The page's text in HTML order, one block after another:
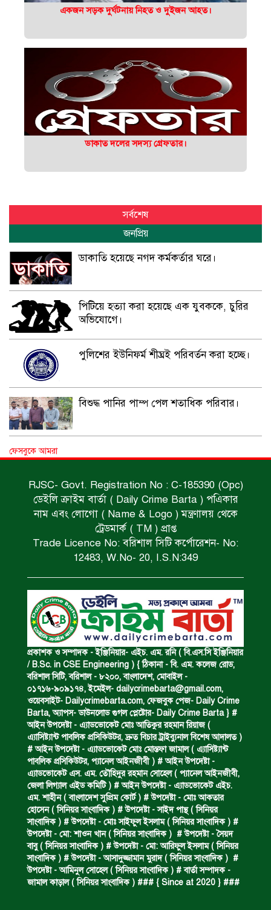
একজন সড়ক দুর্ঘটনায় নিহত ও দুইজন আহত।
ডাকাত দলের সদস্য গ্রেফতার।
সর্বশেষ
জনপ্রিয়
ডাকাতি হয়েছে নগদ কর্মকর্তার ঘরে।
পিটিয়ে হত্যা করা হয়েছে এক যুবককে, চুরির
অভিযোগে।
পুলিশের ইউনিফর্ম শীঘ্রই পরিবর্তন করা হচ্ছে।
বিশুদ্ধ পানির পাম্প পেল শতাধিক পরিবার।
বিজিবি’র অভিযানে ইয়াবা জব্দ।
অপহৃত রোহিঙ্গা উদ্ধার।
পানিতে ডুবে এক ছাত্রের মৃত্যু।
ঝুলন্ত মরদেহ উদ্ধার।
অবৈধ ঘের নির্মাণে আটক।
একজন সড়ক দুর্ঘটনায় নিহত ও দুইজন আহত।
ডাকাত দলের সদস্য গ্রেফতার।
ঝুলন্ত মরদেহ উদ্ধার।
প্রধান আসামির মৃত্যুদণ্ড।
ফেসবুকে আমরা
RJSC- Govt. Registration No : C-185390 (Opc)
ডেইলি ক্রাইম বার্তা ( Daily Crime Barta ) পএিকার
নাম এবং লোগো ( Name & Logo ) মন্ত্রণালয় থেকে
ট্রেডমার্ক ( TM ) প্রাপ্ত
Trade Licence No: বরিশাল সিটি কর্পোরেশন- No:
12483, W.No- 20, I.S.N:349
প্রকাশক ও সম্পাদক - ইঞ্জিনিয়ার- এইচ. এম. রনি ( বি.এস.সি ইঞ্জিনিয়ার
/ B.Sc. in CSE Engineering ) { ঠিকানা - বি. এম. কলেজ রোড,
বরিশাল সিটি, বরিশাল - ৮২০০, বাংলাদেশ, মোবাইল -
০১৭১৬-৯০৯১৭৪, ইমেইল- dailycrimebarta@gmail.com,
ওয়েবসাইট- Dailycrimebarta.com, ফেজবুক পেজ- Daily Crime
Barta, অ‍্যাপস- ডাউনলোড গুগল প্লেষ্টোর- Daily Crime Barta } #
আইন উপদেষ্টা - এ্যাডভোকেট মোঃ আতিকুর রহমান রিয়াজ (
এ‍্যাসিষ্ট‍্যান্ট পাবলিক প্রসিকিউটর, দ্রুত বিচার ট্রাইব্যুনাল বিশেষ আদালত )
# আইন উপদেষ্টা - এ্যাডভোকেট মোঃ মোস্তফা জামাল ( এ‍্যাসিষ্ট‍্যান্ট
পাবলিক প্রসিকিউটর, প‍্যানেল আইনজীবী ) # আইন উপদেষ্টা -
এ্যাডভোকেট এস. এম. তৌহিদুর রহমান সোহেল ( প‍্যানেল আইনজীবী,
জেলা লিগ্যাল এইড কমিটি ) # আইন উপদেষ্টা - এ্যাডভোকেট এইচ.
এম. শাহীন ( বাংলাদেশ সুপ্রিম কোর্ট ) # উপদেষ্টা - মোঃ আকতার
হোসেন ( সিনিয়র সাংবাদিক ) # উপদেষ্টা - সাইদ পান্থ ( সিনিয়র
সাংবাদিক ) # উপদেষ্টা - মোঃ সাইফুল ইসলাম ( সিনিয়র সাংবাদিক ) #
উপদেষ্টা - মো: শাওন খান ( সিনিয়র সাংবাদিক ) # উপদেষ্টা - সৈয়দ
বাবু ( সিনিয়র সাংবাদিক ) # উপদেষ্টা - মো: আরিফুল ইসলাম ( সিনিয়র
সাংবাদিক ) # উপদেষ্টা - আসাদুজ্জামান মুরাদ ( সিনিয়র সাংবাদিক ) #
উপদেষ্টা - আমিনুল সোহেল ( সিনিয়র সাংবাদিক ) # বার্তা সম্পাদক -
জামাল কাড়াল ( সিনিয়র সাংবাদিক ) ### { Since at 2020 } ###